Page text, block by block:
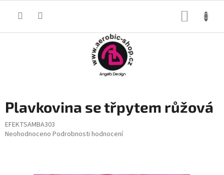
Plavkovina se třpytem růžová
EFEKTSAMBA303
Průměrné
Neohodnoceno Podrobnosti hodnocení